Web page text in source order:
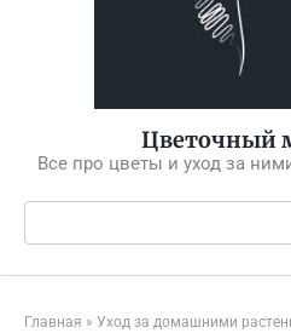
Цветочный
Все про цветы и уход за
Поиск:
Главная » Уход за домашними